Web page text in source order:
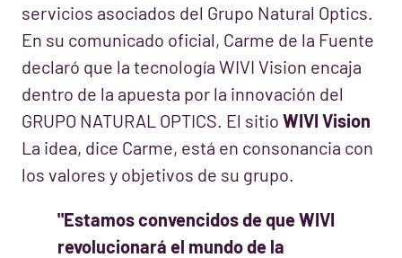
servicios asociados del Grupo Natural Optics.
En su comunicado oficial, Carme de la Fuente
declaró que la tecnología WIVI Vision encaja
dentro de la apuesta por la innovación del
GRUPO NATURAL OPTICS. El sitio WIVI Vision
La idea, dice Carme, está en consonancia con
los valores y objetivos de su grupo.
"Estamos convencidos de que WIVI
revolucionará el mundo de la